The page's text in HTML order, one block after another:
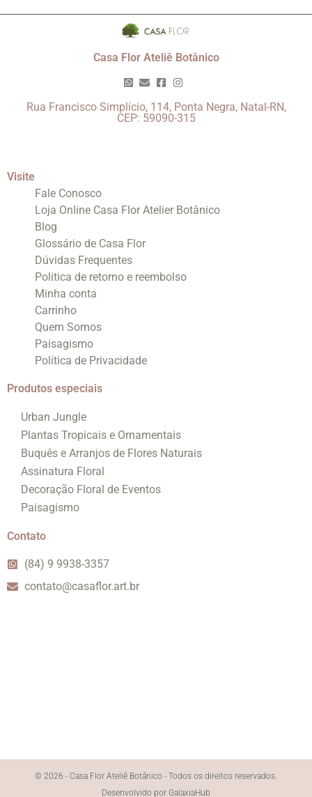
Casa Flor Ateliê Botânico
Rua Francisco Simplício, 114, Ponta Negra, Natal-RN,
CEP: 59090-315
Visite
Fale Conosco
Loja Online Casa Flor Atelier Botânico
Blog
Glossário de Casa Flor
Dúvidas Frequentes
Politica de retorno e reembolso
Minha conta
Carrinho
Quem Somos
Paisagismo
Política de Privacidade
Produtos especiais
Urban Jungle
Plantas Tropicais e Ornamentais
Buquês e Arranjos de Flores Naturais
Assinatura Floral
Decoração Floral de Eventos
Paisagismo
Contato
(84) 9 9938-3357
contato@casaflor.art.br
© 2026 - Casa Flor Ateliê Botânico - Todos os direitos reservados.
Desenvolvido por GalaxiaHub